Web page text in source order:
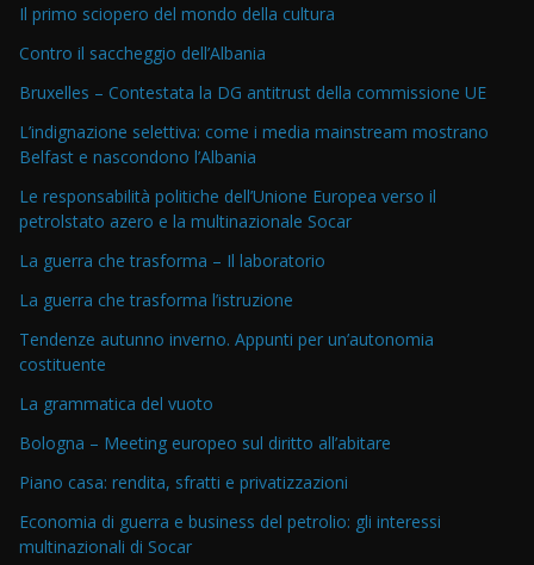
Il primo sciopero del mondo della cultura
Contro il saccheggio dell’Albania
Bruxelles – Contestata la DG antitrust della commissione UE
L’indignazione selettiva: come i media mainstream mostrano
Belfast e nascondono l’Albania
Le responsabilità politiche dell’Unione Europea verso il
petrolstato azero e la multinazionale Socar
La guerra che trasforma – Il laboratorio
La guerra che trasforma l’istruzione
Tendenze autunno inverno. Appunti per un’autonomia
costituente
La grammatica del vuoto
Bologna – Meeting europeo sul diritto all’abitare
Piano casa: rendita, sfratti e privatizzazioni
Economia di guerra e business del petrolio: gli interessi
multinazionali di Socar